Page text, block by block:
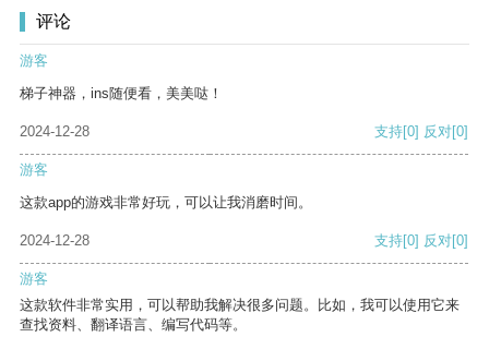
评论
游客
梯子神器，ins随便看，美美哒！
2024-12-28 支持[0] 反对[0]
游客
这款app的游戏非常好玩，可以让我消磨时间。
2024-12-28 支持[0] 反对[0]
游客
这款软件非常实用，可以帮助我解决很多问题。比如，我可以使用它来
查找资料、翻译语言、编写代码等。